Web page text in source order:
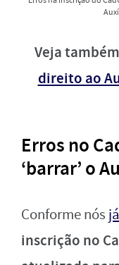
Veja
direito ao
Erros no
‘barrar’ o
Conforme nós
inscrição no